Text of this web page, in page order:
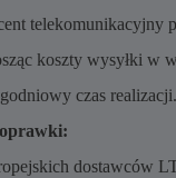
telekomunikacyjny
koszty wysyłki w
czas realizacji.
dostawców